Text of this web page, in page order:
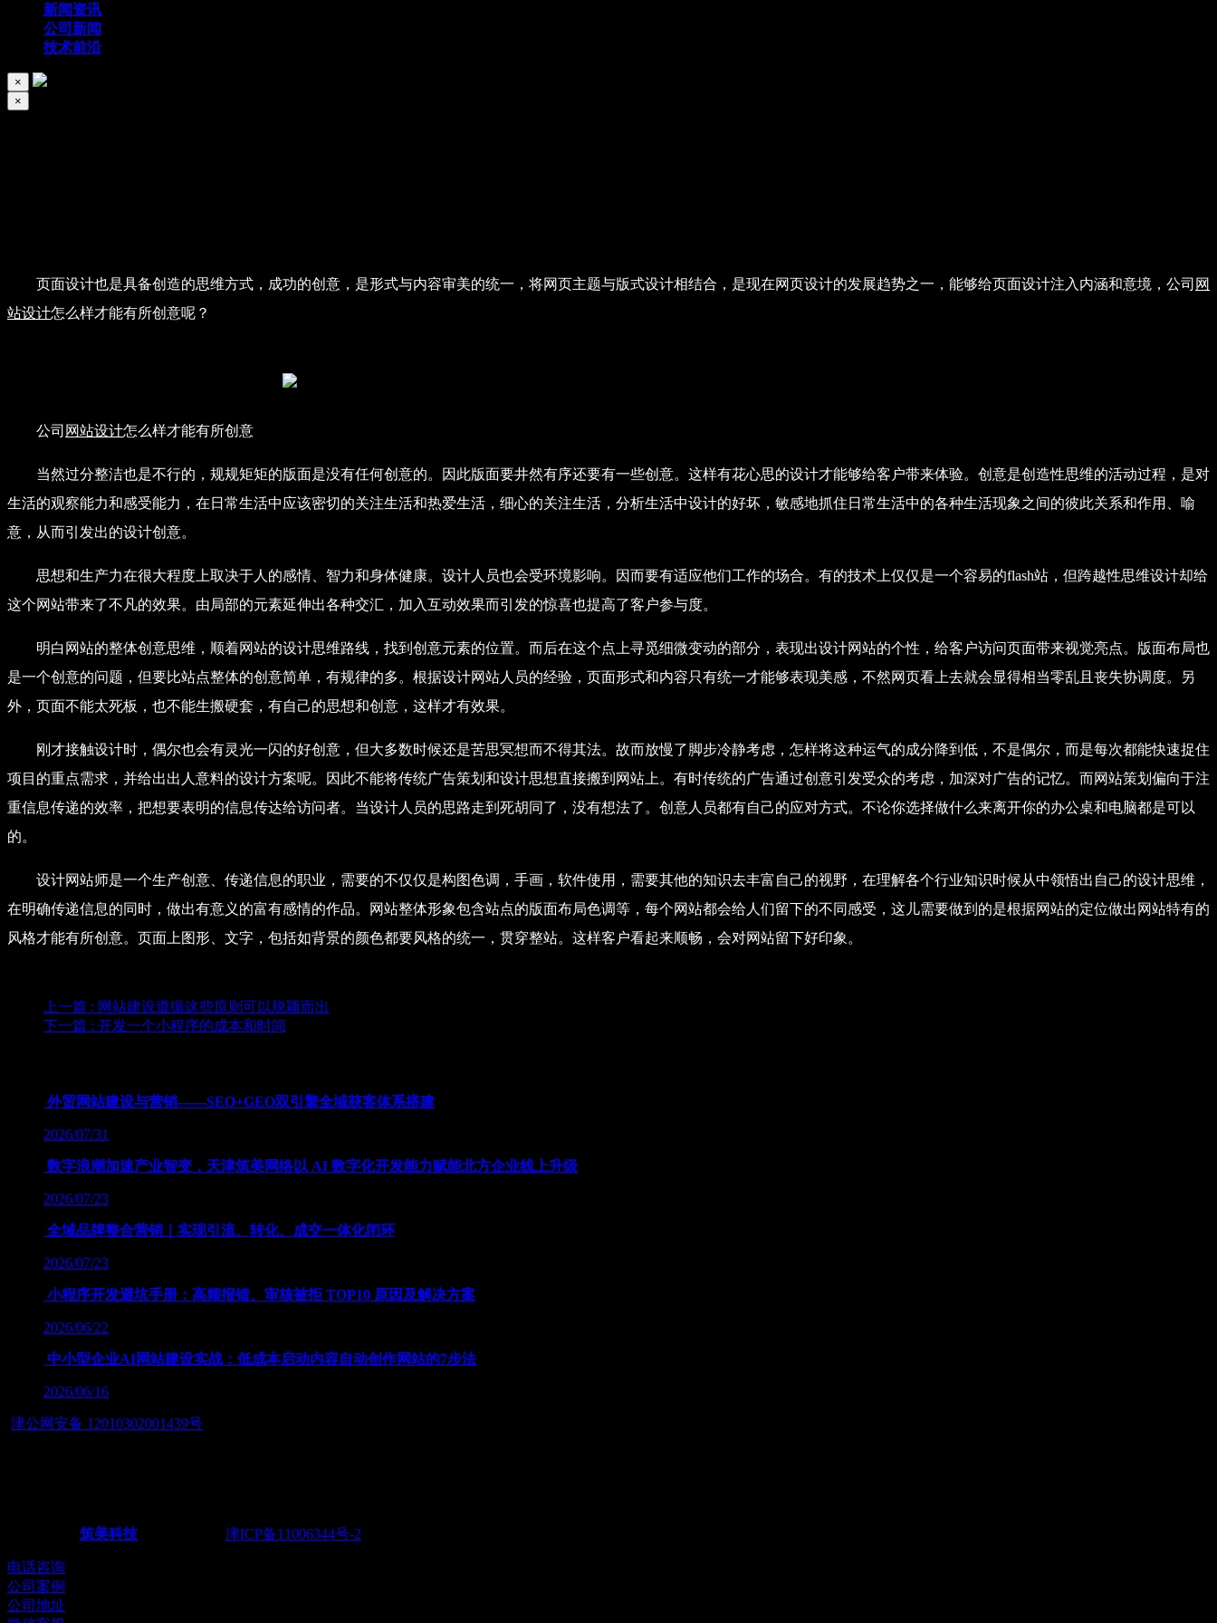
新闻资讯
公司新闻
技术前沿
×
×
页面设计也是具备创造的思维方式，成功的创意，是形式与内容审美的统一，将网页主题与版式设计相结合，是现在网页设计的发展趋势之一，能够给页面设计注入内涵和意境，公司 网
站设计怎么样才能有所创意呢？
公司 网站设计怎么样才能有所创意
当然过分整洁也是不行的，规规矩矩的版面是没有任何创意的。因此版面要井然有序还要有一些创意。这样有花心思的设计才能够给客户带来体验。创意是创造性思维的活动过程，是对
生活的观察能力和感受能力，在日常生活中应该密切的关注生活和热爱生活，细心的关注生活，分析生活中设计的好坏，敏感地抓住日常生活中的各种生活现象之间的彼此关系和作用、喻
意，从而引发出的设计创意。
思想和生产力在很大程度上取决于人的感情、智力和身体健康。设计人员也会受环境影响。因而要有适应他们工作的场合。有的技术上仅仅是一个容易的flash站，但跨越性思维设计却给
这个网站带来了不凡的效果。由局部的元素延伸出各种交汇，加入互动效果而引发的惊喜也提高了客户参与度。
明白网站的整体创意思维，顺着网站的设计思维路线，找到创意元素的位置。而后在这个点上寻觅细微变动的部分，表现出设计网站的个性，给客户访问页面带来视觉亮点。版面布局也
是一个创意的问题，但要比站点整体的创意简单，有规律的多。根据设计网站人员的经验，页面形式和内容只有统一才能够表现美感，不然网页看上去就会显得相当零乱且丧失协调度。另
外，页面不能太死板，也不能生搬硬套，有自己的思想和创意，这样才有效果。
刚才接触设计时，偶尔也会有灵光一闪的好创意，但大多数时候还是苦思冥想而不得其法。故而放慢了脚步冷静考虑，怎样将这种运气的成分降到低，不是偶尔，而是每次都能快速捉住
项目的重点需求，并给出出人意料的设计方案呢。因此不能将传统广告策划和设计思想直接搬到网站上。有时传统的广告通过创意引发受众的考虑，加深对广告的记忆。而网站策划偏向于注
重信息传递的效率，把想要表明的信息传达给访问者。当设计人员的思路走到死胡同了，没有想法了。创意人员都有自己的应对方式。不论你选择做什么来离开你的办公桌和电脑都是可以
的。
设计网站师是一个生产创意、传递信息的职业，需要的不仅仅是构图色调，手画，软件使用，需要其他的知识去丰富自己的视野，在理解各个行业知识时候从中领悟出自己的设计思维，
在明确传递信息的同时，做出有意义的富有感情的作品。网站整体形象包含站点的版面布局色调等，每个网站都会给人们留下的不同感受，这儿需要做到的是根据网站的定位做出网站特有的
风格才能有所创意。页面上图形、文字，包括如背景的颜色都要风格的统一，贯穿整站。这样客户看起来顺畅，会对网站留下好印象。
上一篇 : 网站建设遵循这些原则可以脱颖而出
下一篇 : 开发一个小程序的成本和时间
外贸网站建设与营销——SEO+GEO双引擎全域获客体系搭建
2026/07/31
数字浪潮加速产业智变，天津筑美网络以 AI 数字化开发能力赋能北方企业线上升级
2026/07/23
全域品牌整合营销｜实现引流、转化、成交一体化闭环
2026/07/23
小程序开发避坑手册：高频报错、审核被拒 TOP10 原因及解决方案
2026/06/22
中小型企业AI网站建设实战：低成本启动内容自动创作网站的7步法
2026/06/16
津公网安备 12010302001439号
筑美科技 津ICP备11006344号-2
电话咨询
公司案例
公司地址